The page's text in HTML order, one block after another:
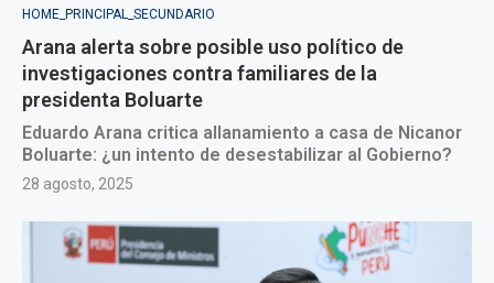
HOME_PRINCIPAL_SECUNDARIO
Arana alerta sobre posible uso político de
investigaciones contra familiares de la
presidenta Boluarte
Eduardo Arana critica allanamiento a casa de Nicanor
Boluarte: ¿un intento de desestabilizar al Gobierno?
28 agosto, 2025